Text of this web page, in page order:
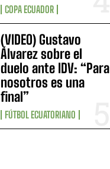
COPA ECUADOR
(VIDEO) Gustavo
Álvarez sobre el
duelo ante IDV: “Para
nosotros es una
final”
FÚTBOL ECUATORIANO